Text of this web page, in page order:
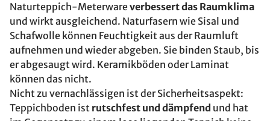
Naturteppich-Meterwareverbessert das Raumklima
und wirkt ausgleichend. Naturfasern wie Sisal und
Schafwolle können Feuchtigkeit aus der Raumluft
aufnehmen und wieder abgeben. Sie binden Staub, bis
er abgesaugt wird. Keramikböden oder Laminat
können das nicht.
Nicht zu vernachlässigen ist der Sicherheitsaspekt:
Teppichboden ist rutschfest und dämpfend und hat